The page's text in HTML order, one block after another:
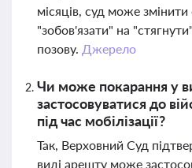
місяців, суд може змінити
"зобов'язати" на
позову. Джерело
Чи може покарання у
застосовуватися до
під час мобілізації?
Так, Верховний Суд
виді арешту може